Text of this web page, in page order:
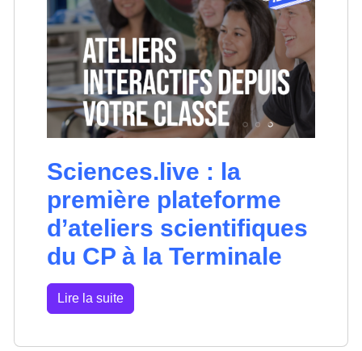
Sciences.live : la
première plateforme
d’ateliers scientifiques
du CP à la Terminale
Lire la suite